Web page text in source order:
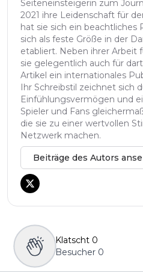
Seiteneinsteigerin zum
2021 ihre Leidenschaft für
hat sie sich ein
sich als feste Größe in der
etabliert. Neben ihrer Arbeit
sie gelegentlich auch für
Artikel ein internationales
Ihr Schreibstil zeichnet sich
Einfühlungsvermögen und
Spieler und Fans
die sie zu einer wertvollen
Netzwerk machen.
Beiträge des Autors
Klatscht 0
Besucher 0